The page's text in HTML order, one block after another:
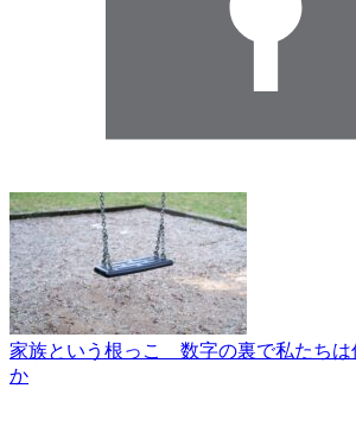
家族という根っこ 数字の裏で私たちは
か